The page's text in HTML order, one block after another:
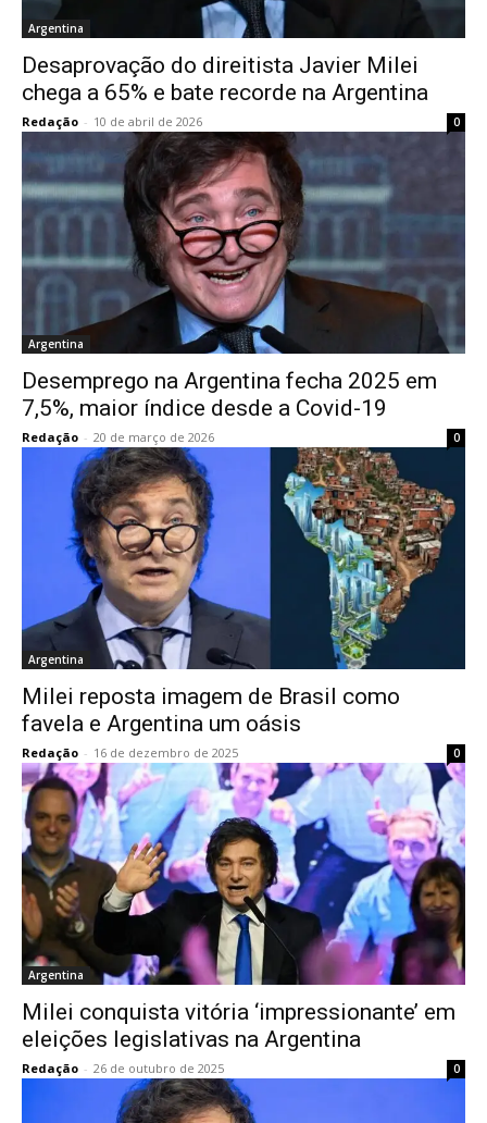
Argentina
Desaprovação do direitista Javier Milei
chega a 65% e bate recorde na Argentina
Redação - 10 de abril de 2026 0
Argentina
Desemprego na Argentina fecha 2025 em
7,5%, maior índice desde a Covid-19
Redação - 20 de março de 2026 0
Argentina
Milei reposta imagem de Brasil como
favela e Argentina um oásis
Redação - 16 de dezembro de 2025 0
Argentina
Milei conquista vitória ‘impressionante’ em
eleições legislativas na Argentina
Redação - 26 de outubro de 2025 0